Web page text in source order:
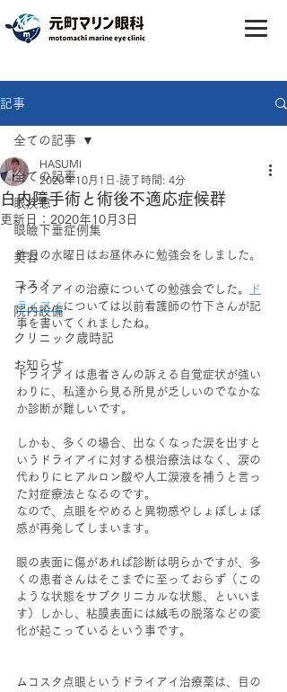
記事
全ての記事
眼疾患
眼瞼下垂症例集
美容
コスメ
院内設備
クリニック歳時記
お知らせ
全ての記事
白内障手術と術後不適応症候群
HASUMI
2020年10月1日 読了時間: 4分
更新日： 2020年10月3日
昨日の水曜日はお昼休みに勉強会をしました。
ドライアイの治療についての勉強会でした。
ド
ライアイについては以前看護師の竹下さんが記
事を書いてくれましたね。
ドライアイは患者さんの訴える自覚症状が強い
わりに、私達から見る所見が乏しいのでなかな
か診断が難しいです。
しかも、多くの場合、出なくなった涙を出すと
いうドライアイに対する根治療法はなく、涙の
代わりにヒアルロン酸や人工涙液を補うと言っ
た対症療法となるのです。
なので、点眼をやめると異物感やしょぼしょぼ
感が再発してしまいます。
眼の表面に傷があれば診断は明らかですが、多
くの患者さんはそこまでに至っておらず（この
ような状態をサブクリニカルな状態、といいま
す）しかし、粘膜表面には絨毛の脱落などの変
化が起こっているという事です。
ムコスタ点眼というドライアイ治療薬は、目の